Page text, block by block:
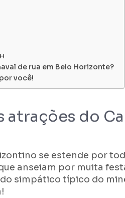
de rua em Belo Horizonte?
você!
atrações do
se estende por
anseiam por muita
simpático típico do